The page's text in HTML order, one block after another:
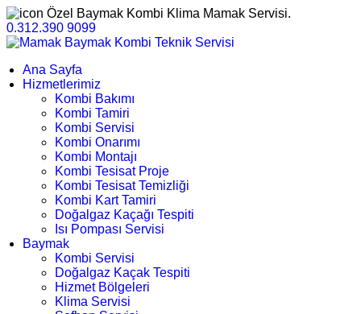
Özel Baymak Kombi Klima Mamak Servisi.
0.312.390 9099
Ana Sayfa
Hizmetlerimiz
Kombi Bakımı
Kombi Tamiri
Kombi Servisi
Kombi Onarımı
Kombi Montajı
Kombi Tesisat Proje
Kombi Tesisat Temizliği
Kombi Kart Tamiri
Doğalgaz Kaçağı Tespiti
Isı Pompası Servisi
Baymak
Kombi Servisi
Doğalgaz Kaçak Tespiti
Hizmet Bölgeleri
Klima Servisi